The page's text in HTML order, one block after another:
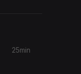
25min